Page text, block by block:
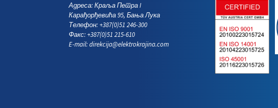
Адреса: Краља Петра I
Карађорђевића 95, Бања Лука
Телефон: +387(0)51 246-300
Факс: +387(0)51 215-610
E-mail:direkcija@elektrokrajina.com